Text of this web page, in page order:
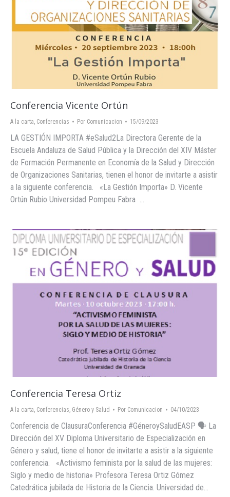
Conferencia Vicente Ortún
A la carta, Conferencias Por Comunicacion 15/09/2023
LA GESTIÓN IMPORTA #eSalud2La Directora Gerente de la
Escuela Andaluza de Salud Pública y la Dirección del XIV Máster
de Formación Permanente en Economía de la Salud y Dirección
de Organizaciones Sanitarias, tienen el honor de invitarte a asistir
a la siguiente conferencia. «La Gestión Importa» D. Vicente
Ortún Rubio Universidad Pompeu Fabra …
Conferencia Teresa Ortiz
A la carta, Conferencias, Género y Salud Por Comunicacion 04/10/2023
Conferencia de ClausuraConferencia #GéneroySaludEASP 🗣️ La
Dirección del XV Diploma Universitario de Especialización en
Género y salud, tiene el honor de invitarte a asistir a la siguiente
conferencia. «Activismo feminista por la salud de las mujeres:
Siglo y medio de historia» Profesora Teresa Ortiz Gómez
Catedrática jubilada de Historia de la Ciencia. Universidad de…